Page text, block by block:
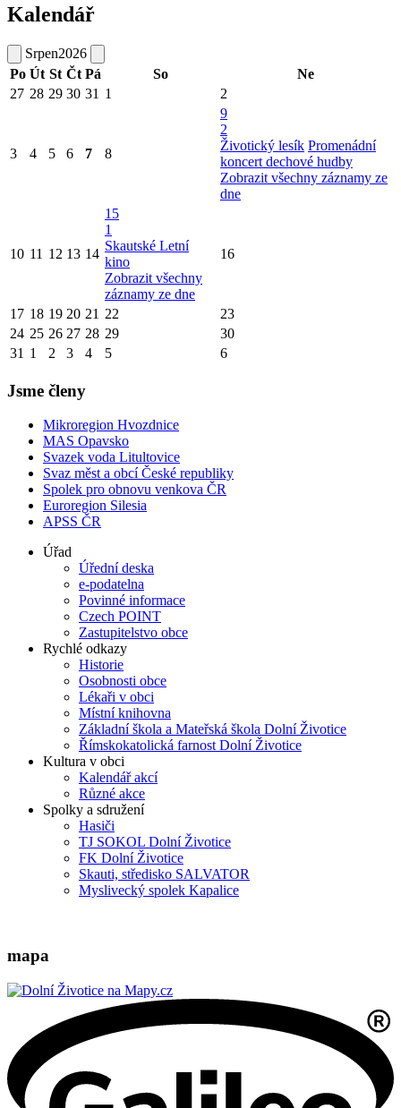
Kalendář
Srpen2026
Po Út St Čt Pá So
Ne
27 28 29 30 31 1 2
3 4 5 6 7 8
9
2
Životický lesík Promenádní
koncert dechové hudby
Zobrazit všechny záznamy ze
dne
10 11 12 13 14
15
1
Skautské Letní
kino
Zobrazit všechny
záznamy ze dne
16
17 18 19 20 21 22
23
24 25 26 27 28 29
30
31 1 2 3 4 5 6
Jsme členy
Mikroregion Hvozdnice
MAS Opavsko
Svazek voda Litultovice
Svaz měst a obcí České republiky
Spolek pro obnovu venkova ČR
Euroregion Silesia
APSS ČR
Úřad
Úřední deska
e-podatelna
Povinné informace
Czech POINT
Zastupitelstvo obce
Rychlé odkazy
Historie
Osobnosti obce
Lékaři v obci
Místní knihovna
Základní škola a Mateřská škola Dolní Životice
Římskokatolická farnost Dolní Životice
Kultura v obci
Kalendář akcí
Různé akce
Spolky a sdružení
Hasiči
TJ SOKOL Dolní Životice
FK Dolní Životice
Skauti, středisko SALVATOR
Myslivecký spolek Kapalice
mapa